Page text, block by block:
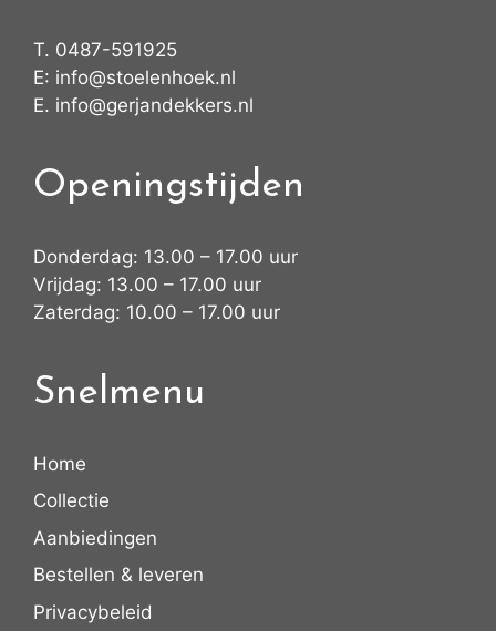
T. 0487-591925
E: info@stoelenhoek.nl
E. info@gerjandekkers.nl
Openingstijden
Donderdag: 13.00 – 17.00 uur
Vrijdag: 13.00 – 17.00 uur
Zaterdag: 10.00 – 17.00 uur
Snelmenu
Home
Collectie
Aanbiedingen
Bestellen & leveren
Privacybeleid